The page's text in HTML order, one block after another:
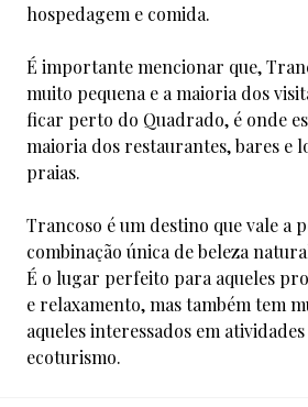
hospedagem e comida.
É importante mencionar que,
muito pequena e a maioria dos
ficar perto do Quadrado, é onde
maioria dos restaurantes, bares e
praias.
Trancoso é um destino que vale a
combinação única de beleza
É o lugar perfeito para aqueles
e relaxamento, mas também tem
aqueles interessados em
ecoturismo.